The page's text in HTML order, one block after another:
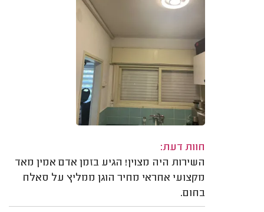
חוות דעת:
השירות היה מצוין! הגיע בזמן אדם אמין מאד
מקצועי אחראי מחיר הוגן ממליץ על סאלח
בחום.